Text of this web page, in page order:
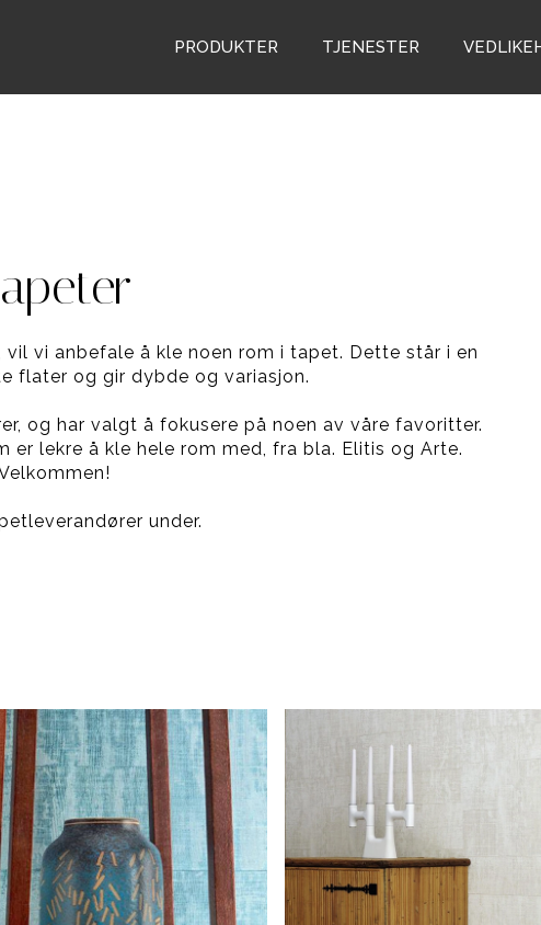
PRODUKTER TJENESTER
vi anbefale å kle noen rom i tapet. Dette står i en
flater og gir dybde og variasjon.
og har valgt å fokusere på noen av våre favoritter.
er lekre å kle hele rom med, fra bla. Elitis og Arte.
under.